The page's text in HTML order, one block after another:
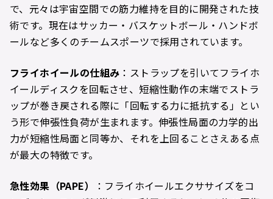
で、元々は宇宙空間での筋力維持を目的に開発された技
術です。現在はサッカー・バスケットボール・ハンドボ
ールなど多くのチームスポーツで採用されています。
フライホイールの仕組み ：ストラップを引いてフライホ
イールディスクを回転させ、短縮性動作の末端でストラ
ップが巻き戻される際に「回転する力に抵抗する」とい
う形で伸張性負荷が生まれます。伸張性局面の力学的出
力が短縮性局面と同等か、それを上回ることさえある点
が最大の特徴です。
急性効果（PAPE）
：フライホイールエクササイズをコ